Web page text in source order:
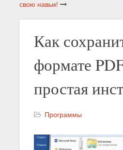
свою навык!
Как
формате
простая
Программы